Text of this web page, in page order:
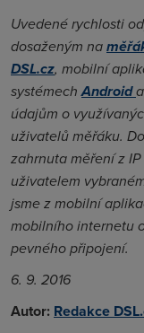
Uvedené rychlosti
dosaženým na
DSL.cz, mobilní
systémechAndroida
údajům o
uživatelů měřáku.
zahrnuta měření z
uživatelem
jsme z mobilní
mobilního internetu
pevného připojení.
6. 9. 2016
Autor: Redakce